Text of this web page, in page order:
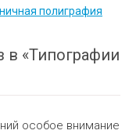
полиграфия
в «Типографии
особое внимание